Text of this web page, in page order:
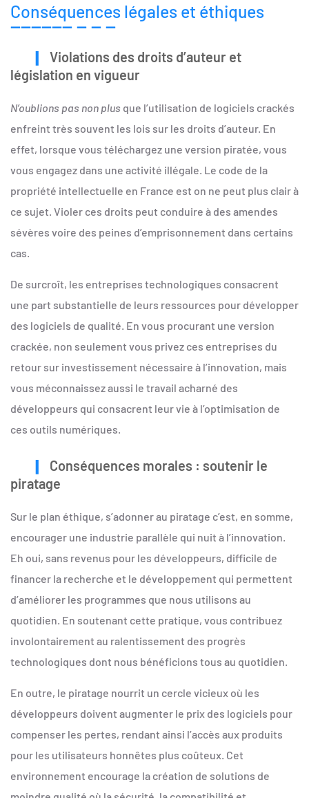
Conséquences légales et éthiques
Violations des droits d’auteur et
législation en vigueur
N’oublions pas non plus que l’utilisation de logiciels crackés
enfreint très souvent les lois sur les droits d’auteur. En
effet, lorsque vous téléchargez une version piratée, vous
vous engagez dans une activité illégale. Le code de la
propriété intellectuelle en France est on ne peut plus clair à
ce sujet. Violer ces droits peut conduire à des amendes
sévères voire des peines d’emprisonnement dans certains
cas.
De surcroît, les entreprises technologiques consacrent
une part substantielle de leurs ressources pour développer
des logiciels de qualité. En vous procurant une version
crackée, non seulement vous privez ces entreprises du
retour sur investissement nécessaire à l’innovation, mais
vous méconnaissez aussi le travail acharné des
développeurs qui consacrent leur vie à l’optimisation de
ces outils numériques.
Conséquences morales : soutenir le
piratage
Sur le plan éthique, s’adonner au piratage c’est, en somme,
encourager une industrie parallèle qui nuit à l’innovation.
Eh oui, sans revenus pour les développeurs, difficile de
financer la recherche et le développement qui permettent
d’améliorer les programmes que nous utilisons au
quotidien. En soutenant cette pratique, vous contribuez
involontairement au ralentissement des progrès
technologiques dont nous bénéficions tous au quotidien.
En outre, le piratage nourrit un cercle vicieux où les
développeurs doivent augmenter le prix des logiciels pour
compenser les pertes, rendant ainsi l’accès aux produits
pour les utilisateurs honnêtes plus coûteux. Cet
environnement encourage la création de solutions de